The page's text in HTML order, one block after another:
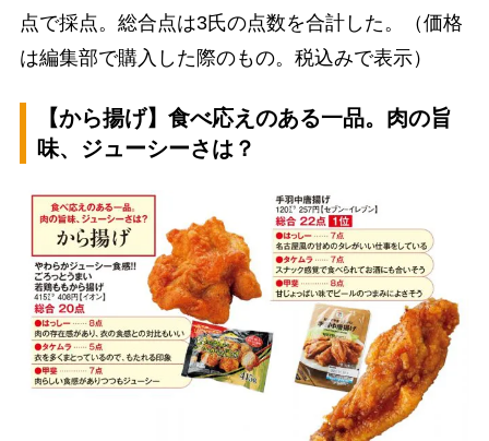
点で採点。総合点は3氏の点数を合計した。（価格
は編集部で購入した際のもの。税込みで表示）
【から揚げ】食べ応えのある一品。肉の旨
味、ジューシーさは？